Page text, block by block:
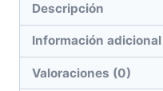
Descripción
Información adicional
Valoraciones (0)